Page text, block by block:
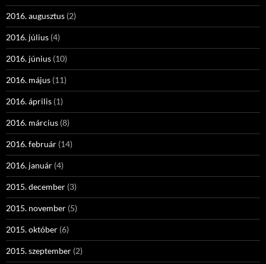
2016. augusztus (2)
2016. július (4)
2016. június (10)
2016. május (11)
2016. április (1)
2016. március (8)
2016. február (14)
2016. január (4)
2015. december (3)
2015. november (5)
2015. október (6)
2015. szeptember (2)